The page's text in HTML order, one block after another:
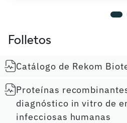
Folletos
Catálogo de Rekom
Proteínas
diagnóstico in vitro de
infecciosas humanas